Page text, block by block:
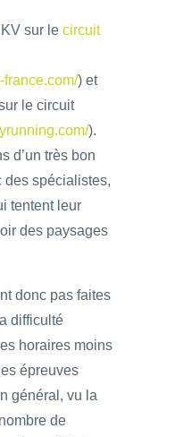
sur le circuit
france.com/) et
le circuit
).
d’un très bon
des spécialistes,
tentent leur
des paysages
donc pas faites
difficulté
horaires moins
épreuves
général, vu la
de